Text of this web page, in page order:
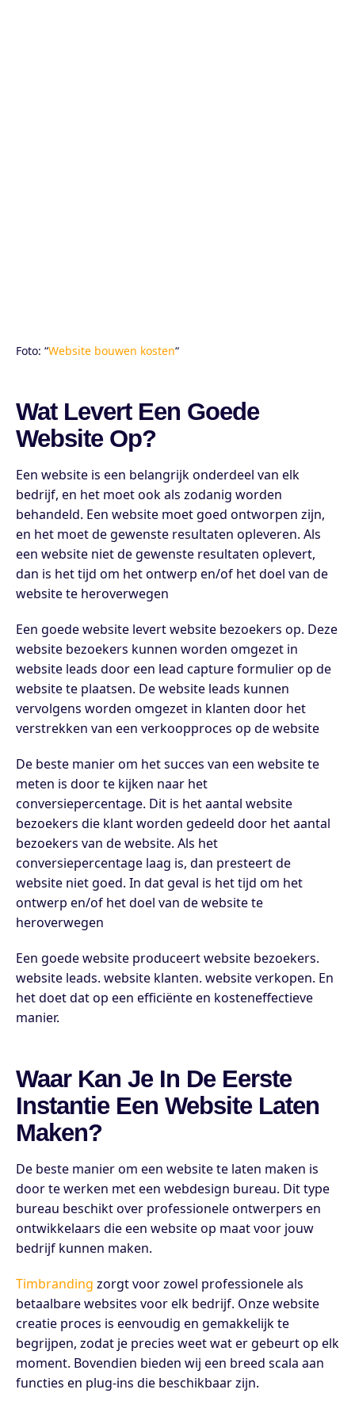
Foto: “Website bouwen kosten“
Wat Levert Een Goede
Website Op?
Een website is een belangrijk onderdeel van elk
bedrijf, en het moet ook als zodanig worden
behandeld. Een website moet goed ontworpen zijn,
en het moet de gewenste resultaten opleveren. Als
een website niet de gewenste resultaten oplevert,
dan is het tijd om het ontwerp en/of het doel van de
website te heroverwegen
Een goede website levert website bezoekers op. Deze
website bezoekers kunnen worden omgezet in
website leads door een lead capture formulier op de
website te plaatsen. De website leads kunnen
vervolgens worden omgezet in klanten door het
verstrekken van een verkoopproces op de website
De beste manier om het succes van een website te
meten is door te kijken naar het
conversiepercentage. Dit is het aantal website
bezoekers die klant worden gedeeld door het aantal
bezoekers van de website. Als het
conversiepercentage laag is, dan presteert de
website niet goed. In dat geval is het tijd om het
ontwerp en/of het doel van de website te
heroverwegen
Een goede website produceert website bezoekers.
website leads. website klanten. website verkopen. En
het doet dat op een efficiënte en kosteneffectieve
manier.
Waar Kan Je In De Eerste
Instantie Een Website Laten
Maken?
De beste manier om een website te laten maken is
door te werken met een webdesign bureau. Dit type
bureau beschikt over professionele ontwerpers en
ontwikkelaars die een website op maat voor jouw
bedrijf kunnen maken.
Timbranding zorgt voor zowel professionele als
betaalbare websites voor elk bedrijf. Onze website
creatie proces is eenvoudig en gemakkelijk te
begrijpen, zodat je precies weet wat er gebeurt op elk
moment. Bovendien bieden wij een breed scala aan
functies en plug-ins die beschikbaar zijn.